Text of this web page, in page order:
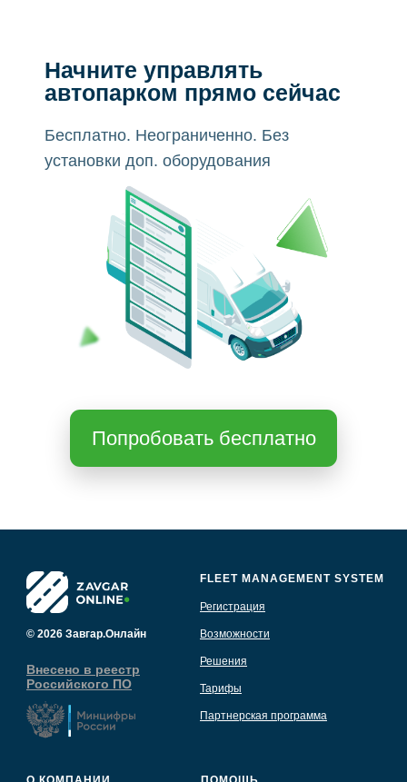
FLEET MANAGEMENT SYSTEM
Регистрация
© 2026 Завгар.Онлайн
Внесено в реестр
Российского ПО
Возможности
Решения
Тарифы
Партнерская программа